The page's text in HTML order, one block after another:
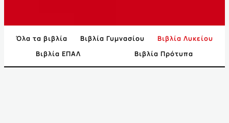
Όλα τα βιβλία Βιβλία Γυμνασίου
Βιβλία Λυκείου
Βιβλία ΕΠΑΛ
Βιβλία Πρότυπα